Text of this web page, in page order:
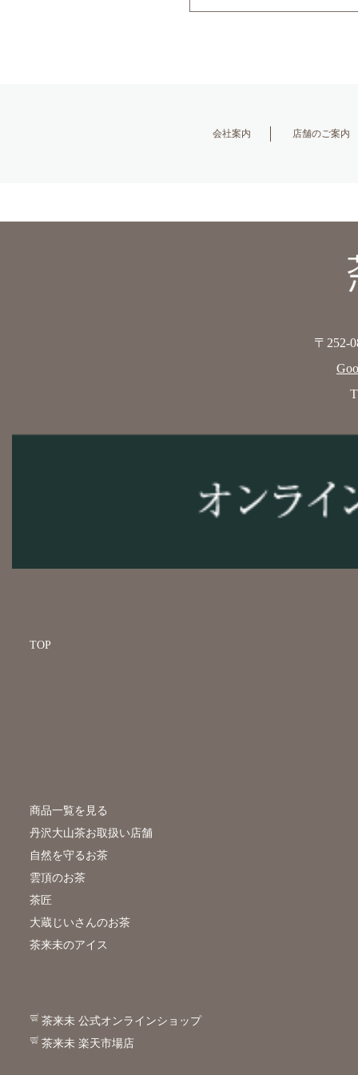
会社案内 店舗のご案内
〒252-
TOP
商品一覧を見る
丹沢大山茶お取扱い店舗
自然を守るお茶
雲頂のお茶
茶匠
大蔵じいさんのお茶
茶来未のアイス
茶来未 公式オンラインショップ
茶来未 楽天市場店